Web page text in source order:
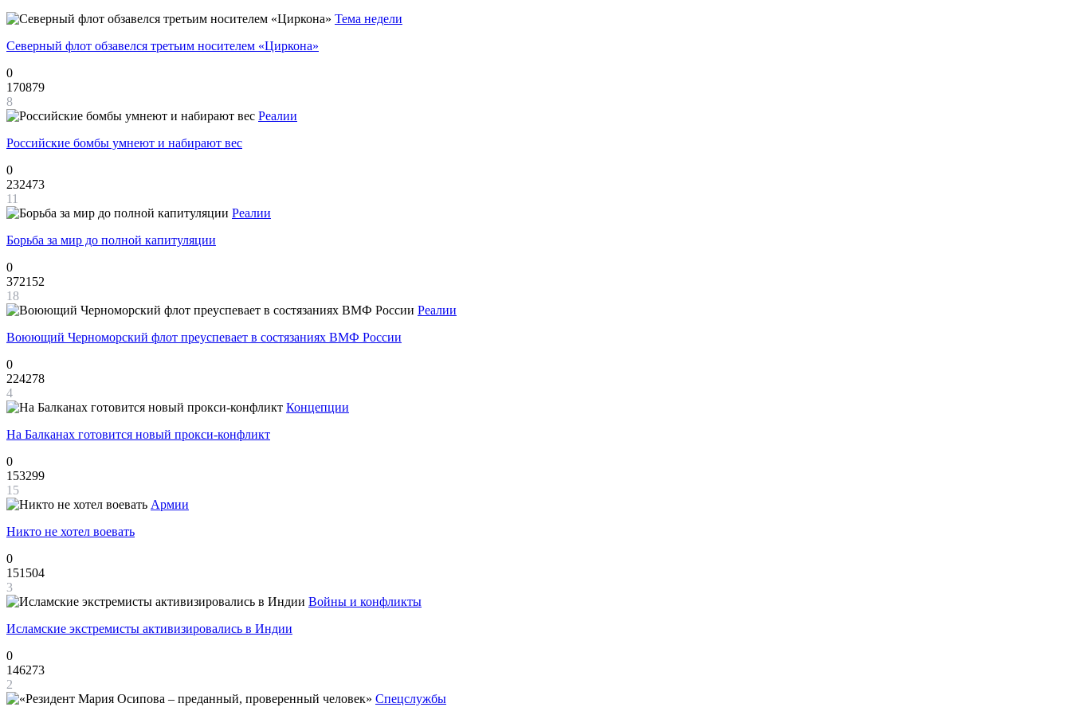
Тема недели
Северный флот обзавелся третьим носителем «Циркона»
0
170879
8
Реалии
Российские бомбы умнеют и набирают вес
0
232473
11
Реалии
Борьба за мир до полной капитуляции
0
372152
18
Реалии
Воюющий Черноморский флот преуспевает в состязаниях ВМФ России
0
224278
4
Концепции
На Балканах готовится новый прокси-конфликт
0
153299
15
Армии
Никто не хотел воевать
0
151504
3
Войны и конфликты
Исламские экстремисты активизировались в Индии
0
146273
2
Спецслужбы